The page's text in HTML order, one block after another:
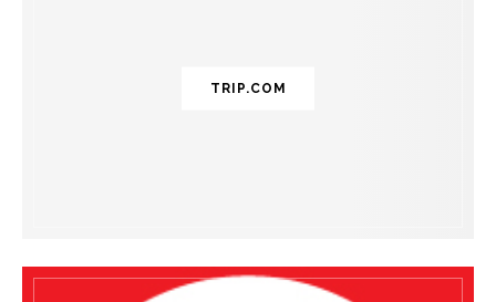
TRIP.COM